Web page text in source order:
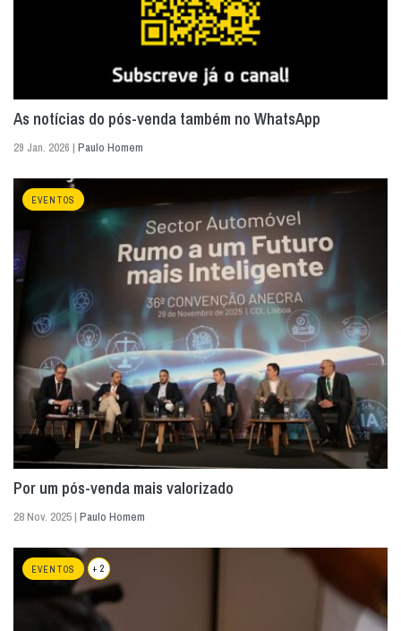
As notícias do pós-venda também no WhatsApp
29 Jan. 2026 | Paulo Homem
EVENTOS
Por um pós-venda mais valorizado
28 Nov. 2025 | Paulo Homem
EVENTOS + 2